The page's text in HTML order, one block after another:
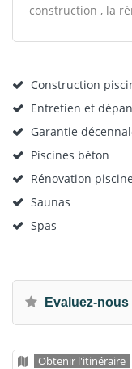
construction , la
Construction
Entretien et
Garantie
Piscines béton
Rénovation piscine
Saunas
Spas
Evaluez-
Obtenir l'itinéraire